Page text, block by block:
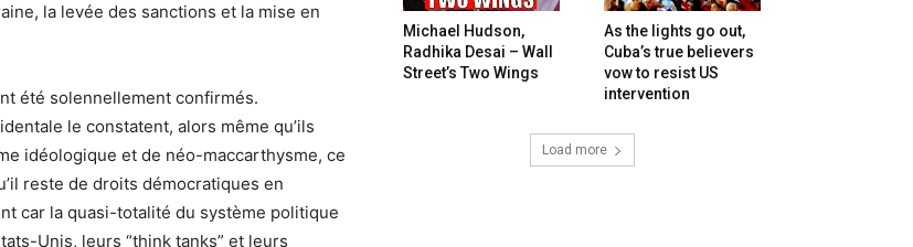
la levée des sanctions et la mise en
été solennellement confirmés.
le constatent, alors même qu’ils
idéologique et de néo-maccarthysme, ce
reste de droits démocratiques en
car la quasi-totalité du système politique
Unis, leurs “think tanks” et leurs
Michael Hudson,
Radhika Desai – Wall
Street’s Two Wings
As the lights go out,
Cuba’s true believers
vow to resist US
intervention
Load more